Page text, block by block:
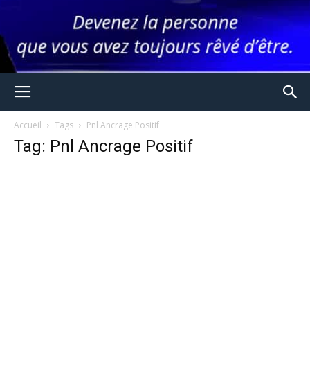
Accueil Tags Pnl Ancrage Positif
Tag: Pnl Ancrage Positif